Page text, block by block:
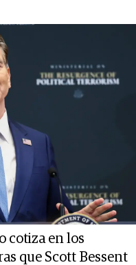
cotiza en los
que Scott Bessent